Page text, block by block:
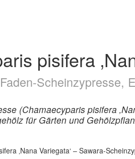
pisifera
Scheinzypresse,
(Chamaecyparis pisifera
für Gärten und